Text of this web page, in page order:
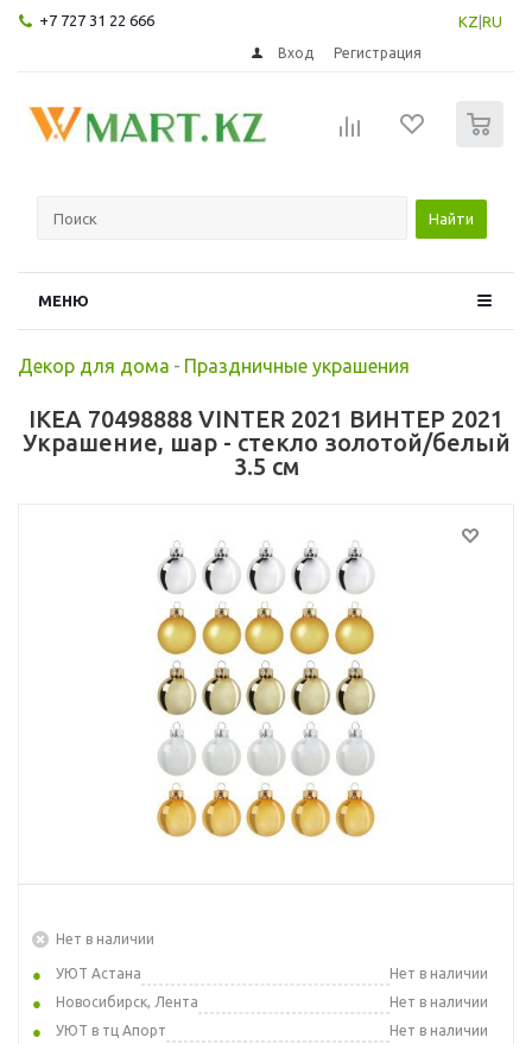
+7 727 31 22 666 KZ RU
Вход Регистрация
Найти
МЕНЮ
Декор для дома - Праздничные украшения
IKEA 70498888 VINTER 2021 ВИНТЕР 2021
Украшение, шар - стекло золотой/белый
3.5 см
Нет в наличии
УЮТ Астана
Нет в наличии
Новосибирск, Лента
Нет в наличии
УЮТ в тц Апорт
Нет в наличии